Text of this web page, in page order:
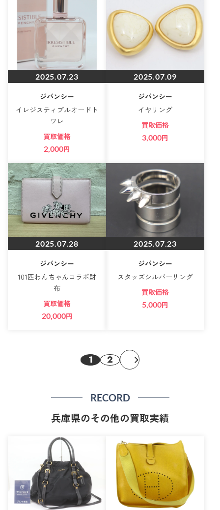
2025.07.23
ジバンシー
イレジスティブルオードト
ワレ
買取価格
2,000円
2025.07.09
ジバンシー
イヤリング
買取価格
3,000円
2025.07.28
ジバンシー
101匹わんちゃんコラボ財
布
買取価格
20,000円
2025.07.23
ジバンシー
スタッズシルバーリング
買取価格
5,000円
1 2
RECORD
兵庫県のその他の買取実績